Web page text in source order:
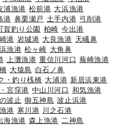
浦漁港 松前港 大浜漁港
港 鼻栗瀬戸 土手内港 弓削港
賀釣り公園 柏崎 今出港
港 岩城港 大良漁港 天嶬鼻
漁港 松ヶ崎 大角鼻
上灘漁港 重信川河口 蕪崎漁港
大猿島 白石ノ鼻
・釣り桟橋 大浦港 新居浜東港
宮窪港 中山川河口 和気漁港
波止 御五神島 波止浜港
港 寒川港 川之石港
海漁港 森上漁港 二神島